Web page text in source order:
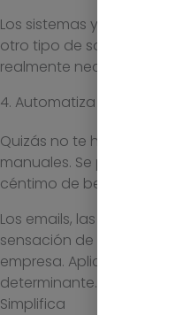
Los sistemas y
otro tipo de soluciones en
realmente necesarias. Lo
4. Automatiza tareas
Quizás no te has dado
manuales. Se pueden
céntimo de beneficio a tu
Los emails, las reuniones
sensación de que estás
empresa. Aplica siempre
determinante.
Simplifica